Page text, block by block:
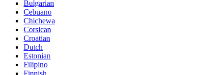
Bulgarian
Cebuano
Chichewa
Corsican
Croatian
Dutch
Estonian
Filipino